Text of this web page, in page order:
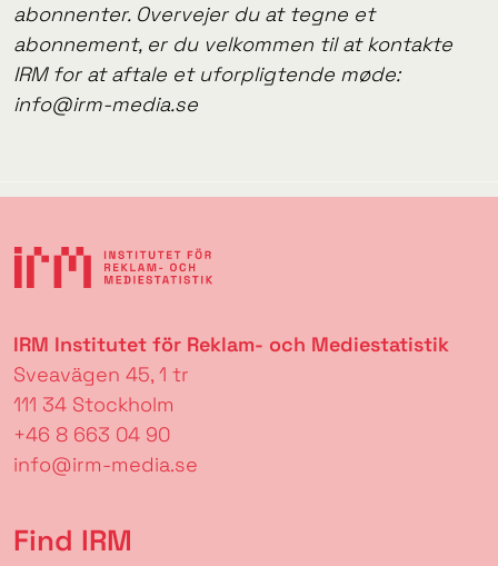
abonnenter. Overvejer du at tegne et
abonnement, er du velkommen til at kontakte
IRM for at aftale et uforpligtende møde:
info@irm-media.se
IRM Institutet för Reklam- och Mediestatistik
Sveavägen 45, 1 tr
111 34 Stockholm
+46 8 663 04 90
info@irm-media.se
Find IRM